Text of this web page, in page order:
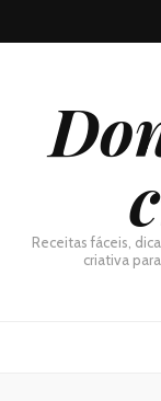
Receitas fáceis,
criativa